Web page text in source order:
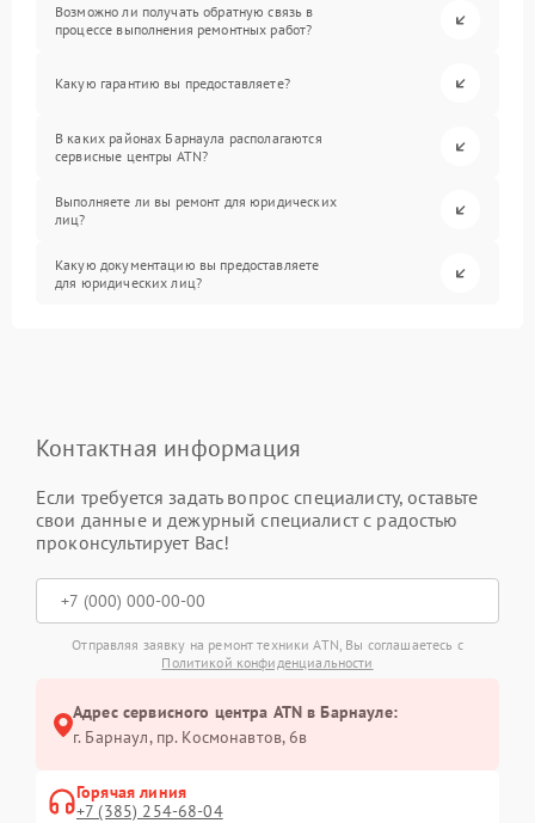
Возможно ли получать обратную связь в
процессе выполнения ремонтных работ?
Какую гарантию вы предоставляете?
В каких районах Барнаула располагаются
сервисные центры ATN?
Выполняете ли вы ремонт для юридических
лиц?
Какую документацию вы предоставляете
для юридических лиц?
Контактная информация
Если требуется задать вопрос специалисту, оставьте
свои данные и дежурный специалист с радостью
проконсультирует Вас!
Отправляя заявку на ремонт техники ATN, Вы соглашаетесь с
Политикой конфиденциальности
Адрес сервисного центра ATN в Барнауле:
г. Барнаул, ​пр. Космонавтов, 6в
Горячая линия
+7 (385) 254-68-04